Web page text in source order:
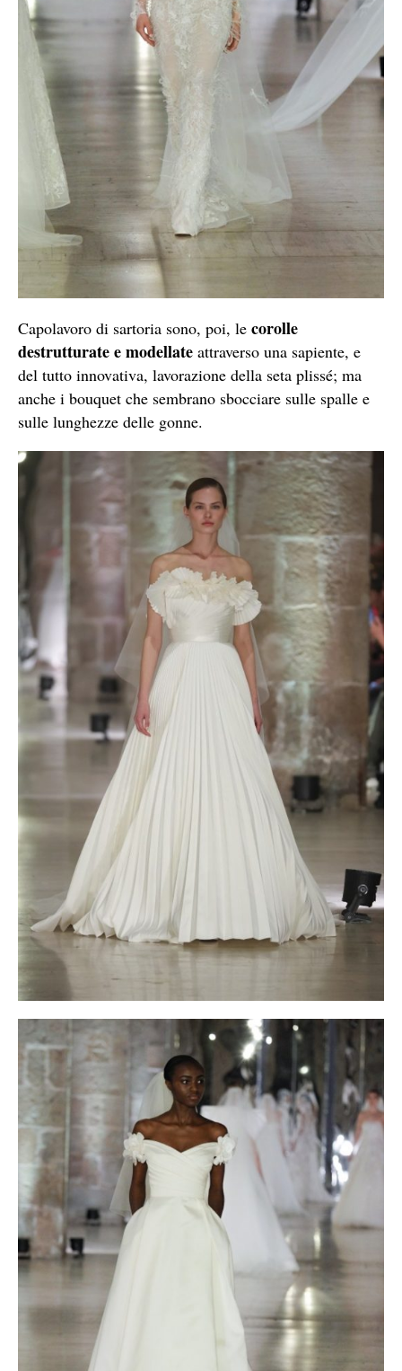
Capolavoro di sartoria sono, poi, le corolle
destrutturate e modellate attraverso una sapiente, e
del tutto innovativa, lavorazione della seta plissé; ma
anche i bouquet che sembrano sbocciare sulle spalle e
sulle lunghezze delle gonne.